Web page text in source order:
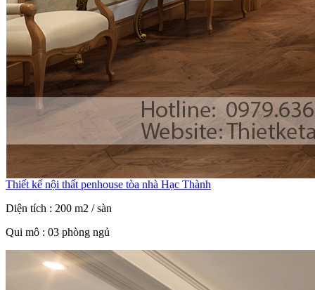
Thiết kế nội thất penhouse tòa nhà Hạc Thành
Diện tích : 200 m2 / sàn
Qui mô : 03 phòng ngủ